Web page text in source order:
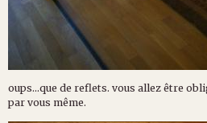
oups...que de reflets. vous allez être
par vous même.